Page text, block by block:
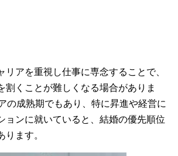
リアを重視し仕事に専念することで、
割くことが難しくなる場合がありま
の成熟期でもあり、特に昇進や経営に
ョンに就いていると、結婚の優先順位
ります。